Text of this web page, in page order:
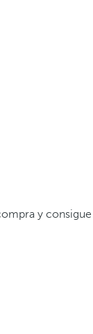
y consigue